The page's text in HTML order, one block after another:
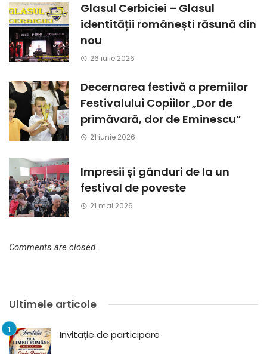
Glasul Cerbiciei – Glasul
identității românești răsună din
nou
26 iulie 2026
Decernarea festivă a premiilor
Festivalului Copiilor „Dor de
primăvară, dor de Eminescu”
21 iunie 2026
Impresii și gânduri de la un
festival de poveste
21 mai 2026
Comments are closed.
Ultimele articole
Invitație de participare